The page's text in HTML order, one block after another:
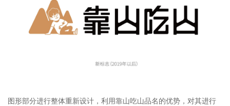
图形部分进行整体重新设计，利用靠山吃山品名的优势，对其进行